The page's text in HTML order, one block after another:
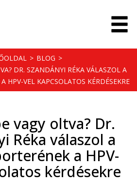
> BLOG >
DR. SZANDÁNYI RÉKA VÁLASZOL A
HPV-VEL KAPCSOLATOS KÉRDÉSEKRE
vagy oltva? Dr.
Réka válaszol a
a HPV-
kérdésekre